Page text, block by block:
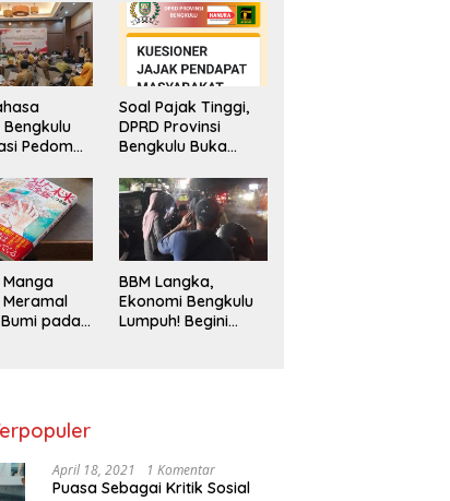
Bengkulu
Pedoman
Indonesia
Soal Pajak Tinggi,
DPRD Provinsi
Bengkulu Buka
Pengaduan
Masyarakat
pada
BBM Langka,
Ekonomi Bengkulu
Lumpuh! Begini
April 18, 2021 1 Komentar
Puasa Sebagai Kritik Sosial